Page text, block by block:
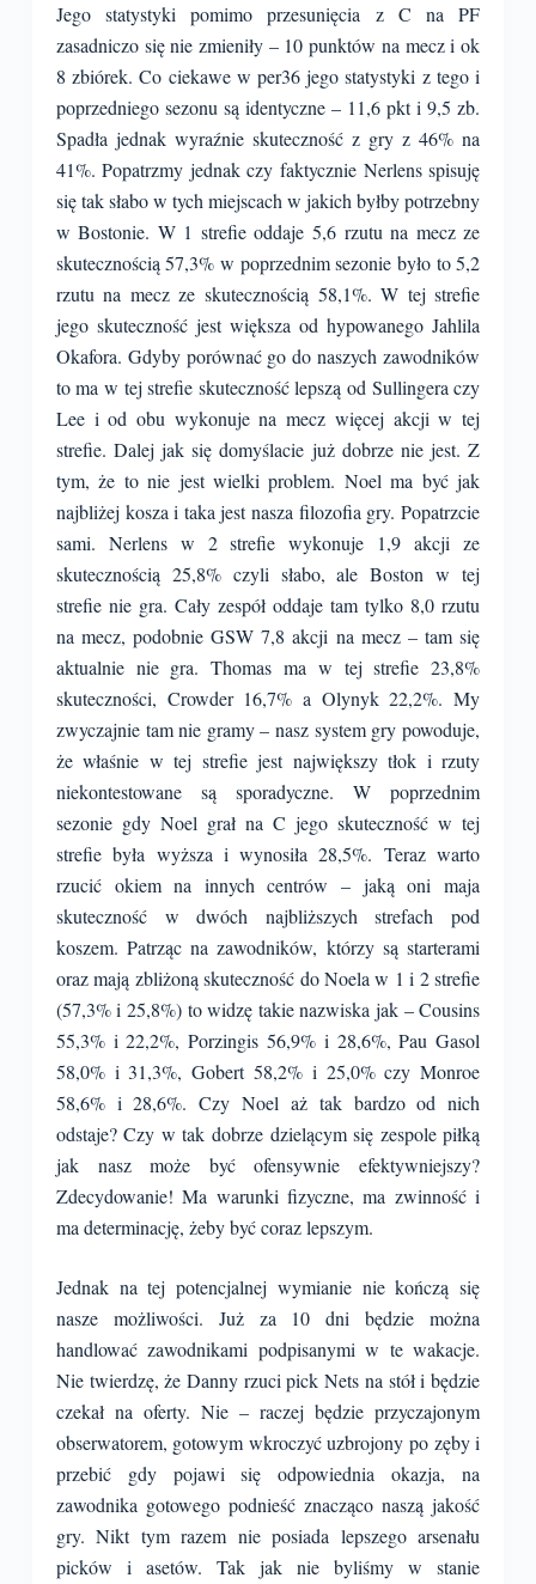
Jego statystyki pomimo przesunięcia z C na PF
zasadniczo się nie zmieniły – 10 punktów na mecz i ok
8 zbiórek. Co ciekawe w per36 jego statystyki z tego i
poprzedniego sezonu są identyczne – 11,6 pkt i 9,5 zb.
Spadła jednak wyraźnie skuteczność z gry z 46% na
41%. Popatrzmy jednak czy faktycznie Nerlens spisuję
się tak słabo w tych miejscach w jakich byłby potrzebny
w Bostonie. W 1 strefie oddaje 5,6 rzutu na mecz ze
skutecznością 57,3% w poprzednim sezonie było to 5,2
rzutu na mecz ze skutecznością 58,1%. W tej strefie
jego skuteczność jest większa od hypowanego Jahlila
Okafora. Gdyby porównać go do naszych zawodników
to ma w tej strefie skuteczność lepszą od Sullingera czy
Lee i od obu wykonuje na mecz więcej akcji w tej
strefie. Dalej jak się domyślacie już dobrze nie jest. Z
tym, że to nie jest wielki problem. Noel ma być jak
najbliżej kosza i taka jest nasza filozofia gry. Popatrzcie
sami. Nerlens w 2 strefie wykonuje 1,9 akcji ze
skutecznością 25,8% czyli słabo, ale Boston w tej
strefie nie gra. Cały zespół oddaje tam tylko 8,0 rzutu
na mecz, podobnie GSW 7,8 akcji na mecz – tam się
aktualnie nie gra. Thomas ma w tej strefie 23,8%
skuteczności, Crowder 16,7% a Olynyk 22,2%. My
zwyczajnie tam nie gramy – nasz system gry powoduje,
że właśnie w tej strefie jest największy tłok i rzuty
niekontestowane są sporadyczne. W poprzednim
sezonie gdy Noel grał na C jego skuteczność w tej
strefie była wyższa i wynosiła 28,5%. Teraz warto
rzucić okiem na innych centrów – jaką oni maja
skuteczność w dwóch najbliższych strefach pod
koszem. Patrząc na zawodników, którzy są starterami
oraz mają zbliżoną skuteczność do Noela w 1 i 2 strefie
(57,3% i 25,8%) to widzę takie nazwiska jak – Cousins
55,3% i 22,2%, Porzingis 56,9% i 28,6%, Pau Gasol
58,0% i 31,3%, Gobert 58,2% i 25,0% czy Monroe
58,6% i 28,6%. Czy Noel aż tak bardzo od nich
odstaje? Czy w tak dobrze dzielącym się zespole piłką
jak nasz może być ofensywnie efektywniejszy?
Zdecydowanie! Ma warunki fizyczne, ma zwinność i
ma determinację, żeby być coraz lepszym.
Jednak na tej potencjalnej wymianie nie kończą się
nasze możliwości. Już za 10 dni będzie można
handlować zawodnikami podpisanymi w te wakacje.
Nie twierdzę, że Danny rzuci pick Nets na stół i będzie
czekał na oferty. Nie – raczej będzie przyczajonym
obserwatorem, gotowym wkroczyć uzbrojony po zęby i
przebić gdy pojawi się odpowiednia okazja, na
zawodnika gotowego podnieść znacząco naszą jakość
gry. Nikt tym razem nie posiada lepszego arsenału
picków i asetów. Tak jak nie byliśmy w stanie